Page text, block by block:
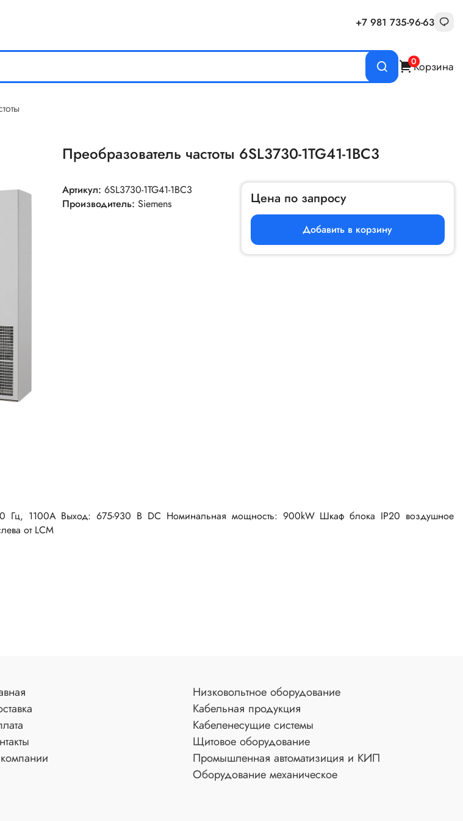
+7 981 735-96-63
0Корзина
Преобразователь частоты 6SL3730-1TG41-1BC3
Артикул: 6SL3730-1TG41-1BC3
Производитель: Siemens Цена по запросу
Добавить в корзину
Гц, 1100A Выход: 675-930 В DC Номинальная мощность: 900kW Шкаф блока IP20 воздушное
от LCM
Низковольтное оборудование
Кабельная продукция
Кабеленесущие системы
Щитовое оборудование
Промышленная автоматизиция и КИП
Оборудование механическое